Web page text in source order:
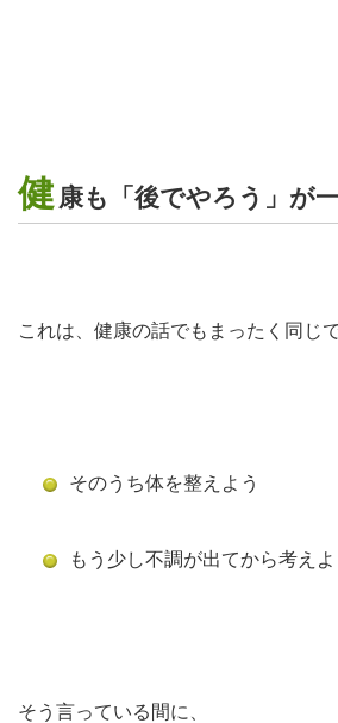
健 康も「後でやろう」が
これは、健康の話でもまったく同じで
そのうち体を整えよう
もう少し不調が出てから考えよ
そう言っている間に、